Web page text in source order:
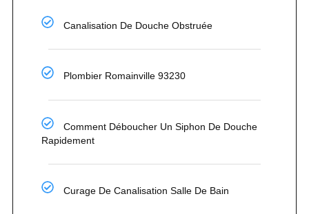
Canalisation De Douche Obstruée
Plombier Romainville 93230
Comment Déboucher Un Siphon De Douche
Rapidement
Curage De Canalisation Salle De Bain